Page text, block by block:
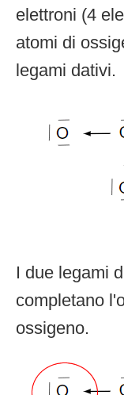
elettroni (4
atomi di
legami dativi.
I due legami
completano
ossigeno.